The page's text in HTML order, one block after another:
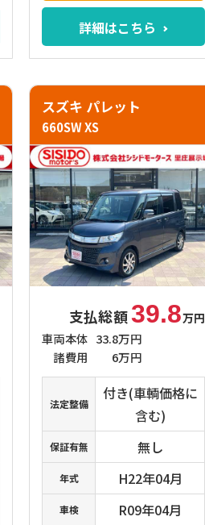
詳細はこちら
スズキ パレット
660SW XS
支払総額39.8万円
車両本体 33.8万円
諸費用
6万円
法定整備
付き(車輌価格に
含む)
保証有無 無し
年式 H22年04月
車検 R09年04月